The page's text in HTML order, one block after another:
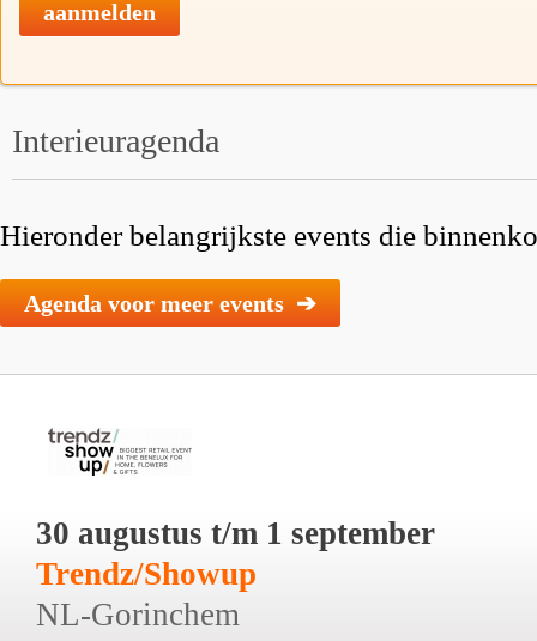
aanmelden
Interieuragenda
Hieronder belangrijkste events die
Agenda voor meer events ➔
30 augustus t/m 1 september
Trendz/Showup
NL-Gorinchem